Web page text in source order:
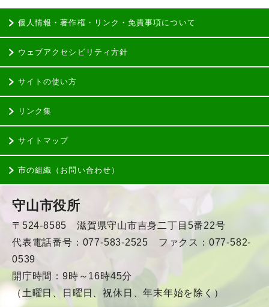
個人情報・著作権・リンク・免責事項について
ウェブアクセシビリティ方針
サイトの使い方
リンク集
サイトマップ
市の組織（お問い合わせ）
守山市役所
〒524-8585 滋賀県守山市吉身二丁目5番22号
代表電話番号：077-583-2525 ファクス：077-582-
0539
開庁時間：9時～16時45分
（土曜日、日曜日、祝休日、年末年始を除く）